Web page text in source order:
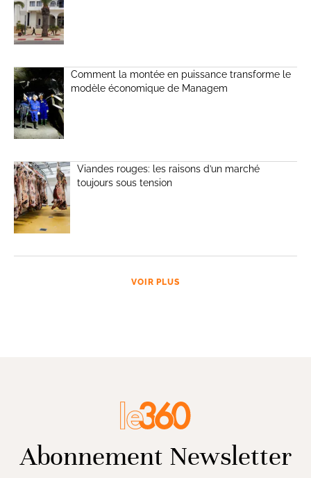
Comment la montée en puissance transforme le
modèle économique de Managem
Viandes rouges: les raisons d’un marché
toujours sous tension
VOIR PLUS
Abonnement Newsletter